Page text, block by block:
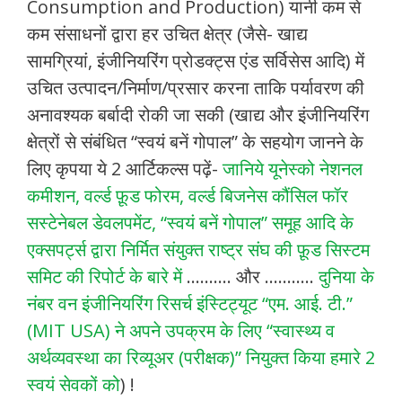
Consumption and Production) यानी कम से
कम संसाधनों द्वारा हर उचित क्षेत्र (जैसे- खाद्य
सामग्रियां, इंजीनियरिंग प्रोडक्ट्स एंड सर्विसेस आदि) में
उचित उत्पादन/निर्माण/प्रसार करना ताकि पर्यावरण की
अनावश्यक बर्बादी रोकी जा सकी (खाद्य और इंजीनियरिंग
क्षेत्रों से संबंधित “स्वयं बनें गोपाल” के सहयोग जानने के
लिए कृपया ये 2 आर्टिकल्स पढ़ें-जानिये यूनेस्को नेशनल
कमीशन, वर्ल्ड फ़ूड फोरम, वर्ल्ड बिजनेस कौंसिल फॉर
सस्टेनेबल डेवलपमेंट, “स्वयं बनें गोपाल” समूह आदि के
एक्सपर्ट्स द्वारा निर्मित संयुक्त राष्ट्र संघ की फ़ूड सिस्टम
समिट की रिपोर्ट के बारे में………. और ………..दुनिया के
नंबर वन इंजीनियरिंग रिसर्च इंस्टिट्यूट “एम. आई. टी.”
(MIT USA) ने अपने उपक्रम के लिए “स्वास्थ्य व
अर्थव्यवस्था का रिव्यूअर (परीक्षक)” नियुक्त किया हमारे 2
स्वयं सेवकों को) !